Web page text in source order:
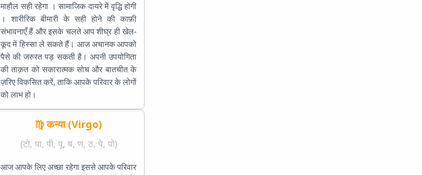
माहौल सही रहेगा । सामाजिक दायरे में वृद्धि होगी
। शारीरिक बीमारी के सही होने की काफ़ी
संभावनाएँ हैं और इसके चलते आप शीघ्र ही खेल-
कूद में हिस्सा ले सकते हैं। आज अचानक आपको
पैसे की जरुरत पड़ सकती है। अपनी उपयोगिता
की ताक़त को सकारात्मक सोच और बातचीत के
ज़रिए विकसित करें, ताकि आपके परिवार के लोगों
को लाभ हो।
♍ कन्या (Virgo)
(टो, पा, पी, पू, ष, ण, ठ, पे, पो)
आज आपके लिए अच्छा रहेगा इससे आपके परिवार